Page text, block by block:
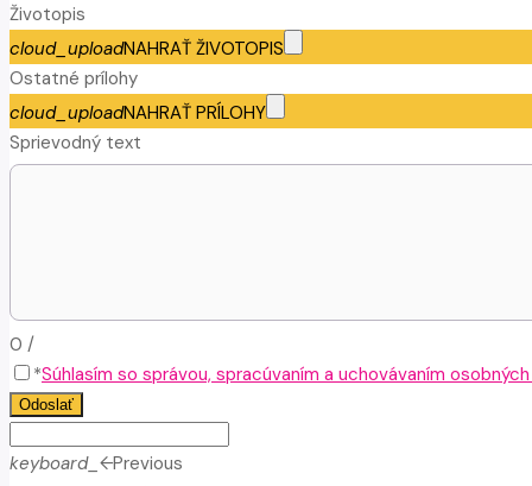
Životopis
cloud_uploadNAHRAŤ ŽIVOTOPIS
Ostatné prílohy
cloud_uploadNAHRAŤ PRÍLOHY
Sprievodný text
0 /
*Súhlasím so správou, spracúvaním a uchovávaním
Odoslať
keyboard_arrow_leftPrevious